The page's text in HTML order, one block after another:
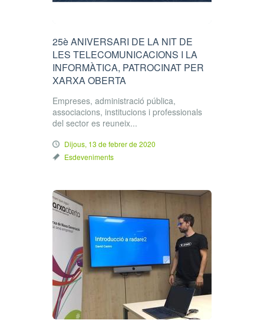
25è ANIVERSARI DE LA NIT DE
LES TELECOMUNICACIONS I LA
INFORMÀTICA, PATROCINAT PER
XARXA OBERTA
Empreses, administració pública,
associacions, institucions i professionals
del sector es reuneix...
Dijous, 13 de febrer de 2020
Esdeveniments